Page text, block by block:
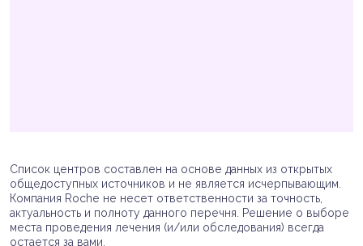
Список центров составлен на основе данных из открытых
общедоступных источников и не является исчерпывающим.
Компания Roche не несет ответственности за точность,
актуальность и полноту данного перечня. Решение о выборе
места проведения лечения (и/или обследования) всегда
остается за вами.